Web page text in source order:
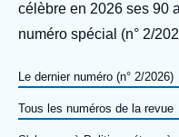
À propos de l'Ifri
célèbre en 2026 ses 90
numéro spécial (n° 2/
Label
Le dernier numéro (n° 2/2026)
Label
Tous les numéros de la revue